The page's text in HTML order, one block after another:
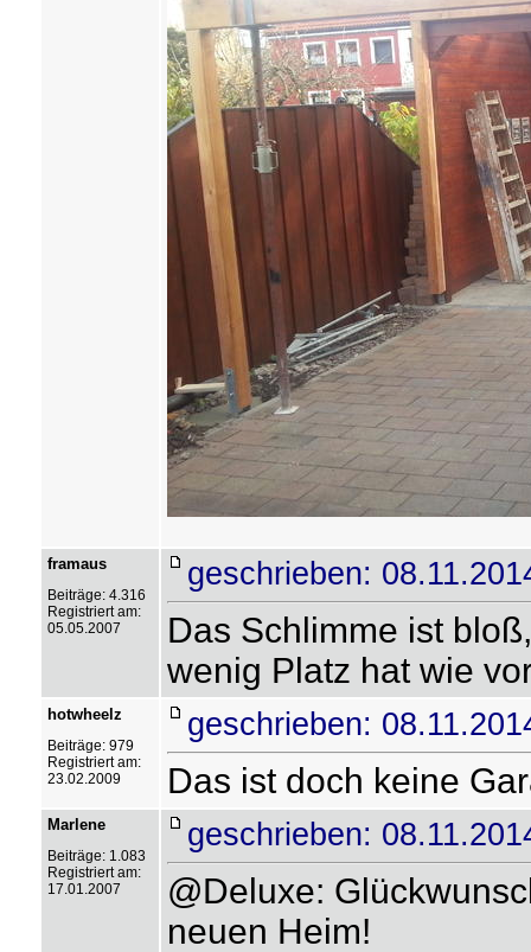
framaus
Beiträge: 4.316
Registriert am:
05.05.2007
geschrieben:
Das Schlimme ist
wenig Platz hat wie
hotwheelz
Beiträge: 979
Registriert am:
23.02.2009
geschrieben:
Das ist doch keine
Marlene
Beiträge: 1.083
Registriert am:
17.01.2007
geschrieben:
@Deluxe:
neuen Heim!